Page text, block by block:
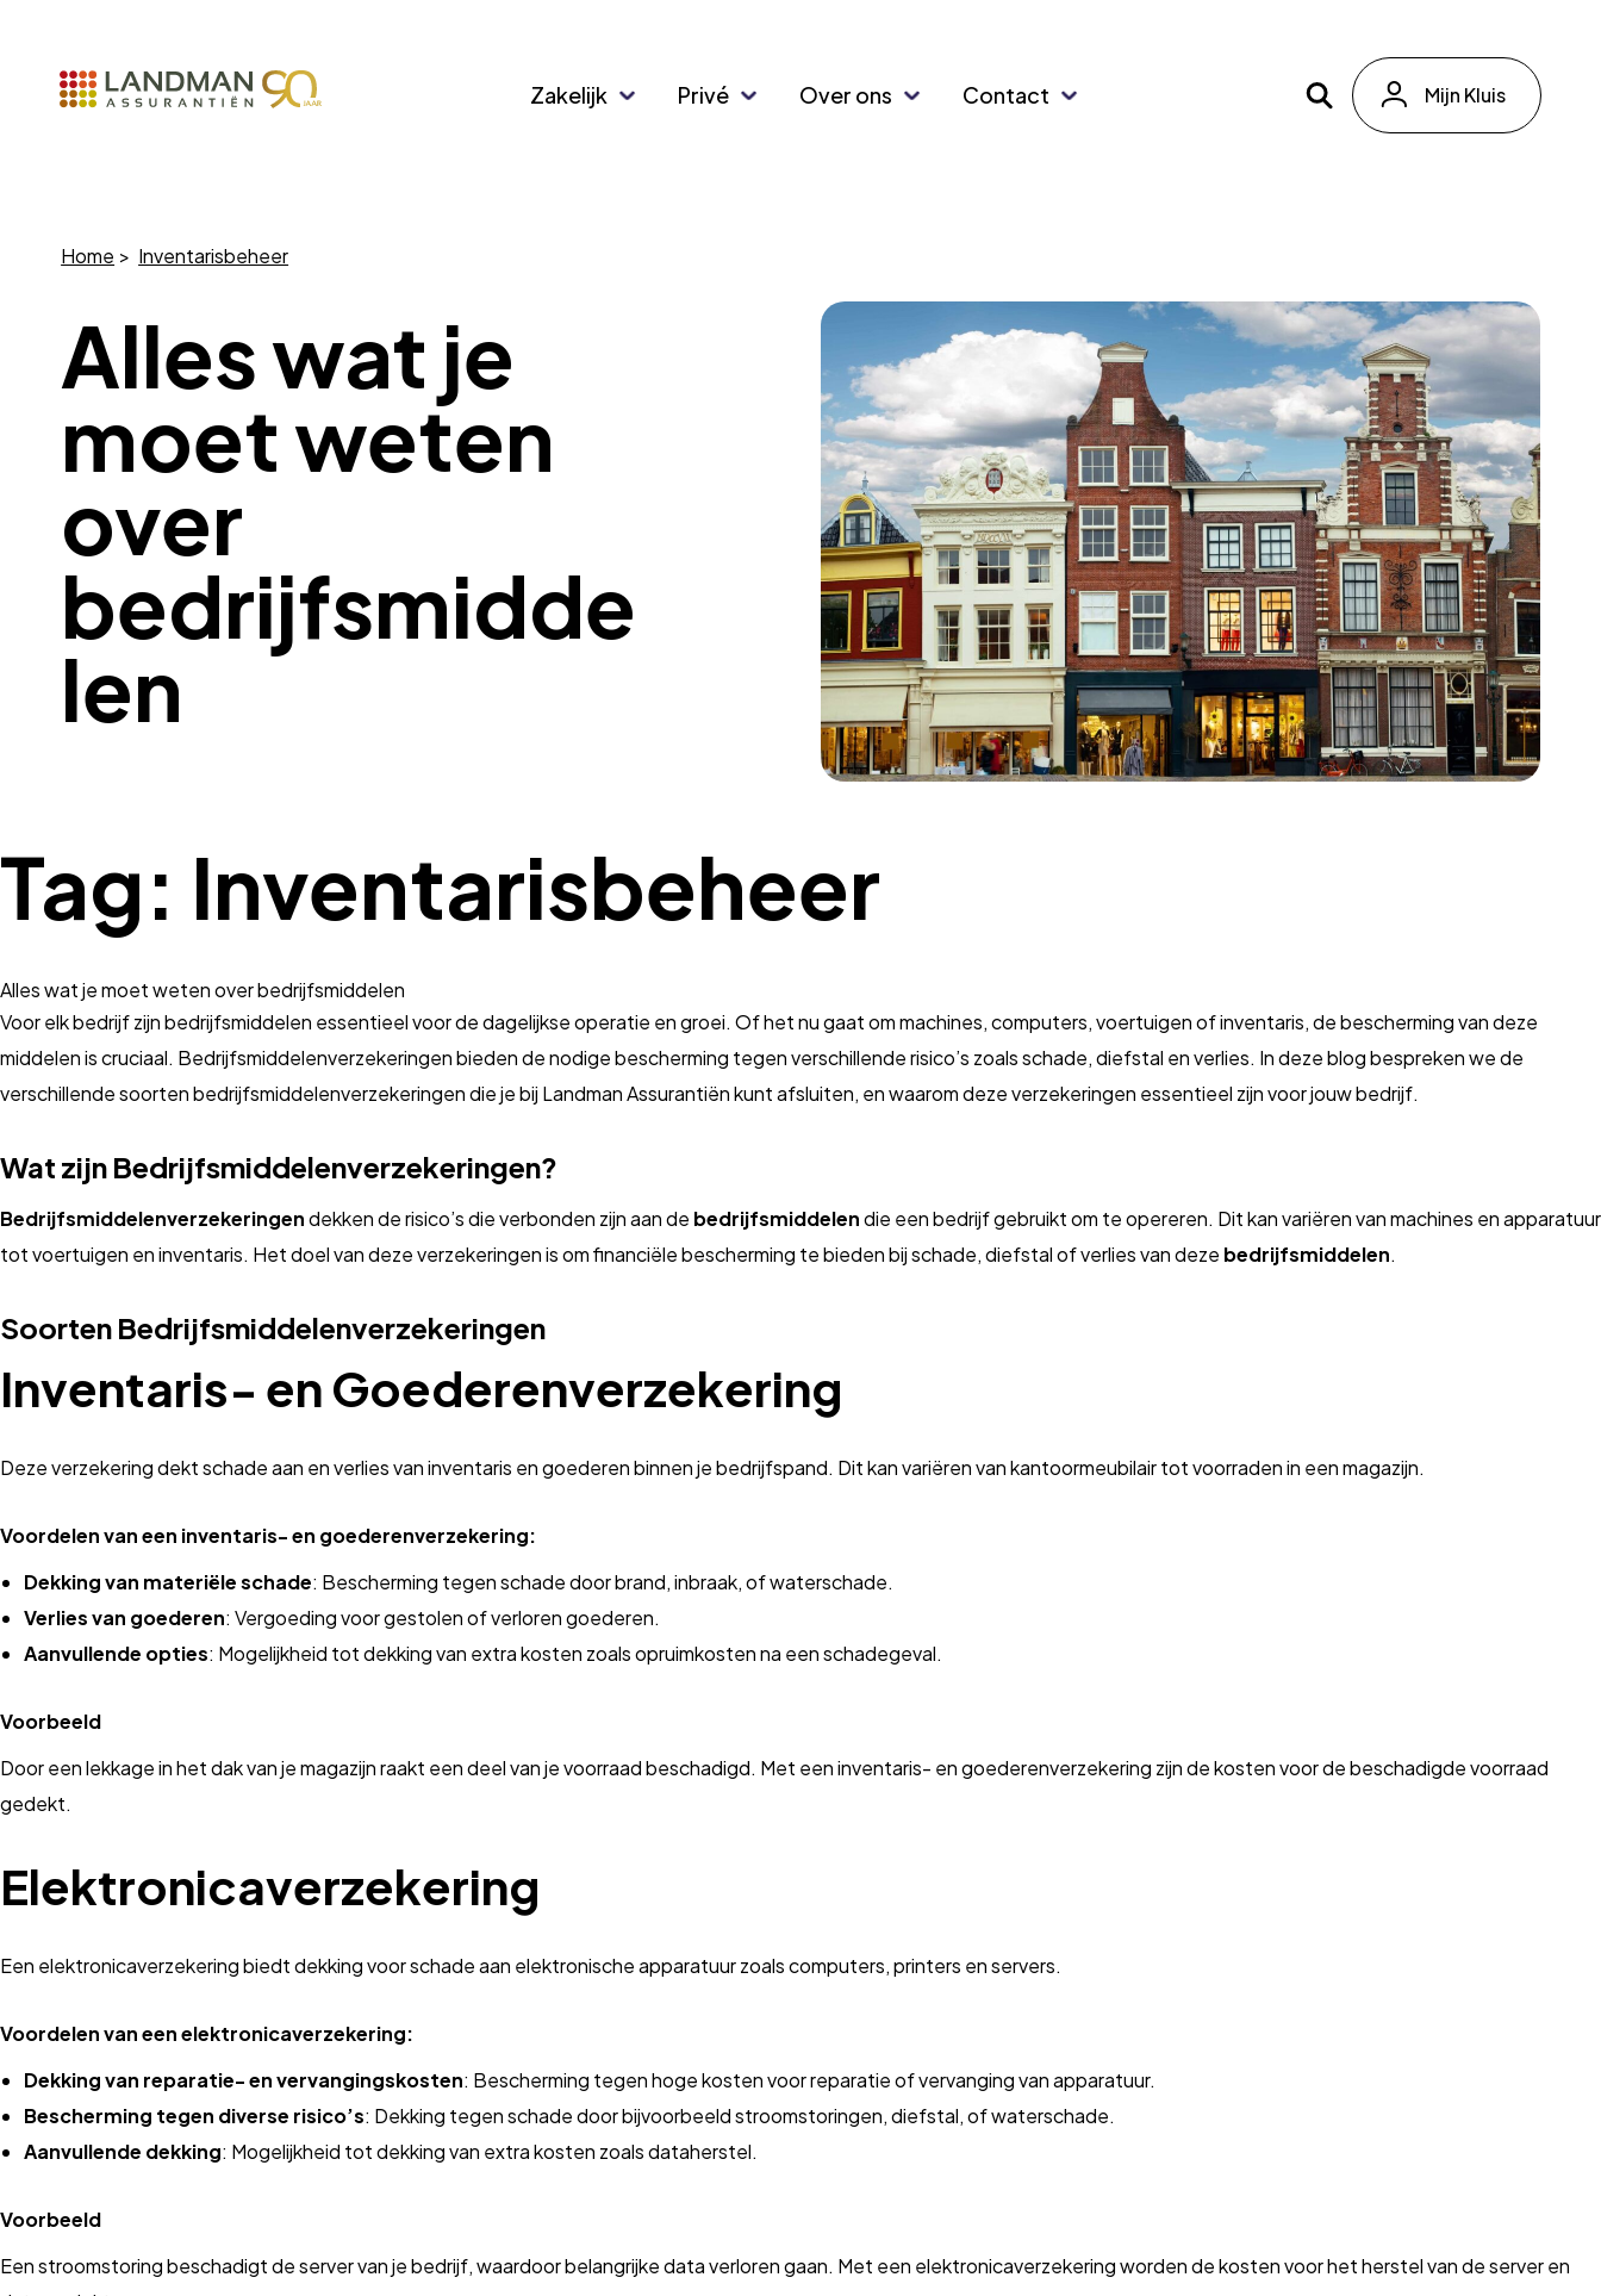
Zakelijk Privé Over ons Contact Mijn Kluis
Home Inventarisbeheer
Alles wat je
moet weten
over
bedrijfsmidde
len
Tag: Inventarisbeheer
Alles wat je moet weten over bedrijfsmiddelen
Voor elk bedrijf zijn bedrijfsmiddelen essentieel voor de dagelijkse operatie en groei. Of het nu gaat om machines, computers, voertuigen of inventaris, de bescherming van deze
middelen is cruciaal. Bedrijfsmiddelenverzekeringen bieden de nodige bescherming tegen verschillende risico’s zoals schade, diefstal en verlies. In deze blog bespreken we de
verschillende soorten bedrijfsmiddelenverzekeringen die je bij Landman Assurantiën kunt afsluiten, en waarom deze verzekeringen essentieel zijn voor jouw bedrijf.
Wat zijn Bedrijfsmiddelenverzekeringen?
Bedrijfsmiddelenverzekeringendekken de risico’s die verbonden zijn aan de bedrijfsmiddelendie een bedrijf gebruikt om te opereren. Dit kan variëren van machines en apparatuur
tot voertuigen en inventaris. Het doel van deze verzekeringen is om financiële bescherming te bieden bij schade, diefstal of verlies van deze bedrijfsmiddelen.
Soorten Bedrijfsmiddelenverzekeringen
Inventaris- en Goederenverzekering
Deze verzekering dekt schade aan en verlies van inventaris en goederen binnen je bedrijfspand. Dit kan variëren van kantoormeubilair tot voorraden in een magazijn.
Voordelen van een inventaris- en goederenverzekering:
Dekking van materiële schade: Bescherming tegen schade door brand, inbraak, of waterschade.
Verlies van goederen: Vergoeding voor gestolen of verloren goederen.
Aanvullende opties: Mogelijkheid tot dekking van extra kosten zoals opruimkosten na een schadegeval.
Voorbeeld
Door een lekkage in het dak van je magazijn raakt een deel van je voorraad beschadigd. Met een inventaris- en goederenverzekering zijn de kosten voor de beschadigde voorraad
gedekt.
Elektronicaverzekering
Een elektronicaverzekering biedt dekking voor schade aan elektronische apparatuur zoals computers, printers en servers.
Voordelen van een elektronicaverzekering:
Dekking van reparatie- en vervangingskosten: Bescherming tegen hoge kosten voor reparatie of vervanging van apparatuur.
Bescherming tegen diverse risico’s: Dekking tegen schade door bijvoorbeeld stroomstoringen, diefstal, of waterschade.
Aanvullende dekking: Mogelijkheid tot dekking van extra kosten zoals dataherstel.
Voorbeeld
Een stroomstoring beschadigt de server van je bedrijf, waardoor belangrijke data verloren gaan. Met een elektronicaverzekering worden de kosten voor het herstel van de server en